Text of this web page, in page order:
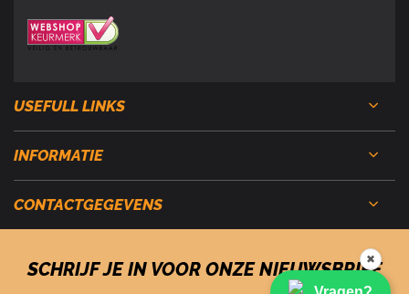
USEFULL LINKS
INFORMATIE
CONTACTGEGEVENS
SCHRIJF JE IN VOOR ONZE NIEUWSBRIEF
✖